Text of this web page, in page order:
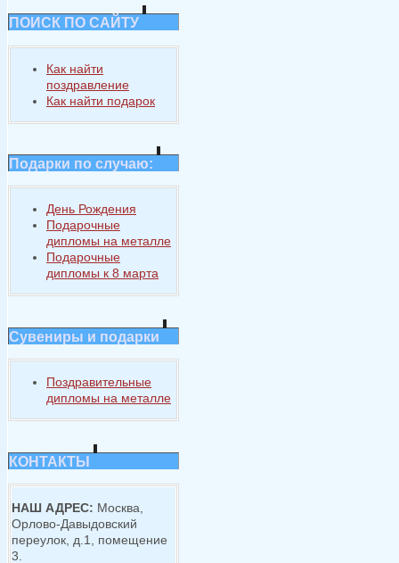
ПОИСК ПО САЙТУ
Как найти
поздравление
Как найти подарок
Подарки по случаю:
День Рождения
Подарочные
дипломы на металле
Подарочные
дипломы к 8 марта
Сувениры и подарки
Поздравительные
дипломы на металле
КОНТАКТЫ
НАШ АДРЕС: Москва,
Орлово-Давыдовский
переулок, д.1, помещение
3.